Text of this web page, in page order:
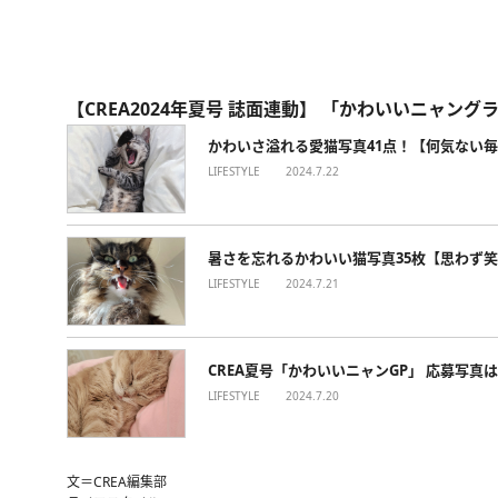
【CREA2024年夏号 誌面連動】 「かわいいニャングラ
かわいさ溢れる愛猫写真41点！【何気ない
LIFESTYLE 2024.7.22
暑さを忘れるかわいい猫写真35枚【思わず
LIFESTYLE 2024.7.21
CREA夏号「かわいいニャンGP」 応募写真
LIFESTYLE 2024.7.20
文＝CREA編集部